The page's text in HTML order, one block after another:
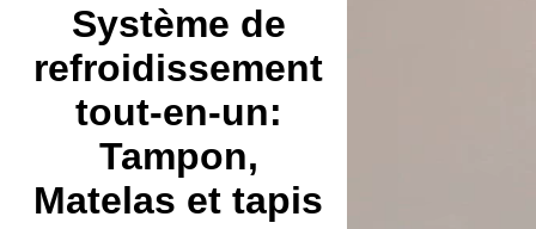
Système de
refroidissement
tout-en-un:
Tampon,
Matelas et tapis